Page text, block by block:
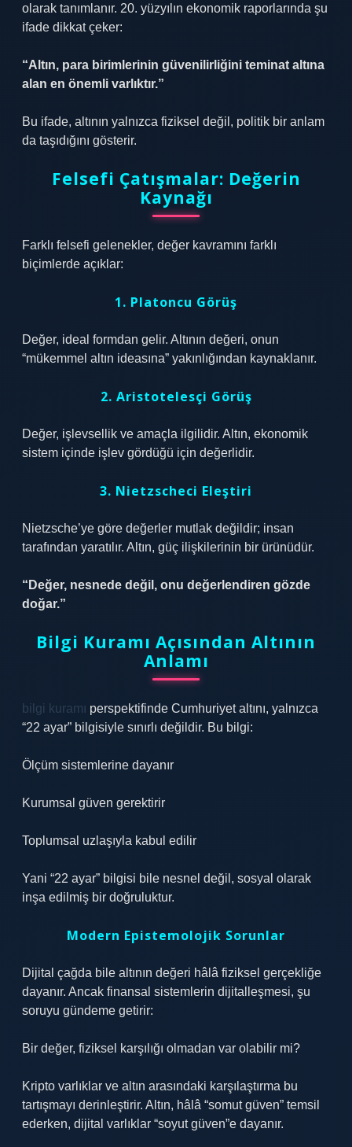
olarak tanımlanır. 20. yüzyılın ekonomik raporlarında şu
ifade dikkat çeker:
“Altın, para birimlerinin güvenilirliğini teminat altına
alan en önemli varlıktır.”
Bu ifade, altının yalnızca fiziksel değil, politik bir anlam
da taşıdığını gösterir.
Felsefi Çatışmalar: Değerin
Kaynağı
Farklı felsefi gelenekler, değer kavramını farklı
biçimlerde açıklar:
1. Platoncu Görüş
Değer, ideal formdan gelir. Altının değeri, onun
“mükemmel altın ideasına” yakınlığından kaynaklanır.
2. Aristotelesçi Görüş
Değer, işlevsellik ve amaçla ilgilidir. Altın, ekonomik
sistem içinde işlev gördüğü için değerlidir.
3. Nietzscheci Eleştiri
Nietzsche’ye göre değerler mutlak değildir; insan
tarafından yaratılır. Altın, güç ilişkilerinin bir ürünüdür.
“Değer, nesnede değil, onu değerlendiren gözde
doğar.”
Bilgi Kuramı Açısından Altının
Anlamı
bilgi kuramı perspektifinde Cumhuriyet altını, yalnızca
“22 ayar” bilgisiyle sınırlı değildir. Bu bilgi:
Ölçüm sistemlerine dayanır
Kurumsal güven gerektirir
Toplumsal uzlaşıyla kabul edilir
Yani “22 ayar” bilgisi bile nesnel değil, sosyal olarak
inşa edilmiş bir doğruluktur.
Modern Epistemolojik Sorunlar
Dijital çağda bile altının değeri hâlâ fiziksel gerçekliğe
dayanır. Ancak finansal sistemlerin dijitalleşmesi, şu
soruyu gündeme getirir:
Bir değer, fiziksel karşılığı olmadan var olabilir mi?
Kripto varlıklar ve altın arasındaki karşılaştırma bu
tartışmayı derinleştirir. Altın, hâlâ “somut güven” temsil
ederken, dijital varlıklar “soyut güven”e dayanır.